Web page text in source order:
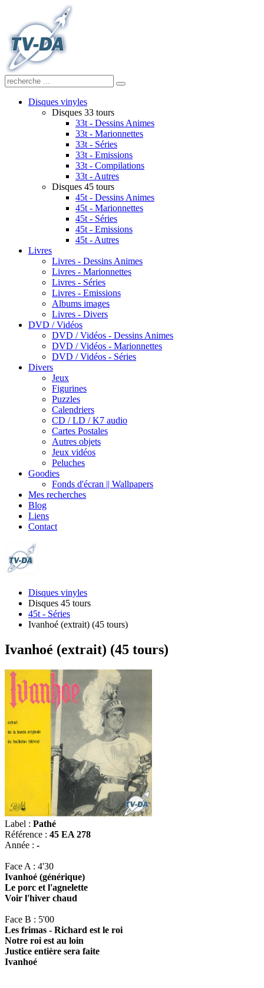
Disques vinyles
Disques 33 tours
33t - Dessins Animes
33t - Marionnettes
33t - Séries
33t - Emissions
33t - Compilations
33t - Autres
Disques 45 tours
45t - Dessins Animes
45t - Marionnettes
45t - Séries
45t - Emissions
45t - Autres
Livres
Livres - Dessins Animes
Livres - Marionnettes
Livres - Séries
Livres - Emissions
Albums images
Livres - Divers
DVD / Vidéos
DVD / Vidéos - Dessins Animes
DVD / Vidéos - Marionnettes
DVD / Vidéos - Séries
Divers
Jeux
Figurines
Puzzles
Calendriers
CD / LD / K7 audio
Cartes Postales
Autres objets
Jeux vidéos
Peluches
Goodies
Fonds d'écran || Wallpapers
Mes recherches
Blog
Liens
Contact
Disques vinyles
Disques 45 tours
45t - Séries
Ivanhoé (extrait) (45 tours)
Ivanhoé (extrait) (45 tours)
Label : Pathé
Référence : 45 EA 278
Année : -
Face A : 4'30
Ivanhoé (générique)
Le porc et l'agnelette
Voir l'hiver chaud
Face B : 5'00
Les frimas - Richard est le roi
Notre roi est au loin
Justice entière sera faite
Ivanhoé